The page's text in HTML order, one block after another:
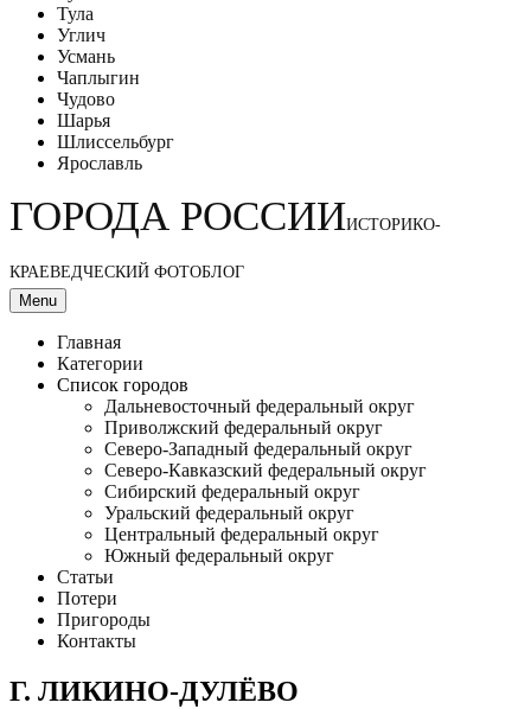
Тула
Углич
Усмань
Чаплыгин
Чудово
Шарья
Шлиссельбург
Ярославль
ГОРОДА РОССИИИСТОРИКО-
КРАЕВЕДЧЕСКИЙ ФОТОБЛОГ
Menu
Главная
Категории
Список городов
Дальневосточный федеральный округ
Приволжский федеральный округ
Северо-Западный федеральный округ
Северо-Кавказский федеральный округ
Сибирский федеральный округ
Уральский федеральный округ
Центральный федеральный округ
Южный федеральный округ
Статьи
Потери
Пригороды
Контакты
Г. ЛИКИНО-ДУЛЁВО